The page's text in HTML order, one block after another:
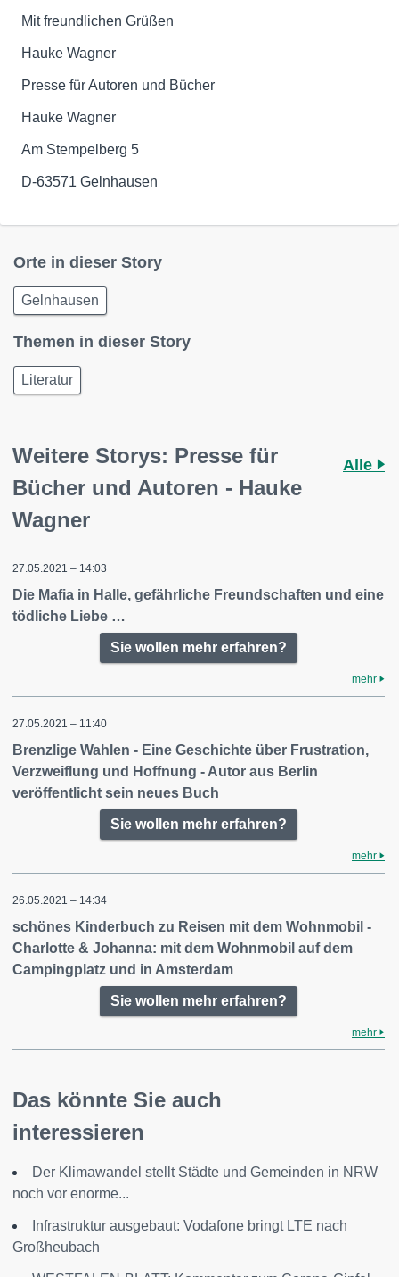
Mit freundlichen Grüßen
Hauke Wagner
Presse für Autoren und Bücher
Hauke Wagner
Am Stempelberg 5
D-63571 Gelnhausen
Orte in dieser Story
Gelnhausen
Themen in dieser Story
Literatur
Weitere Storys: Presse für
Bücher und Autoren - Hauke
Wagner
Alle
27.05.2021 – 14:03
Die Mafia in Halle, gefährliche Freundschaften und eine
tödliche Liebe …
Sie wollen mehr erfahren?
mehr
27.05.2021 – 11:40
Brenzlige Wahlen - Eine Geschichte über Frustration,
Verzweiflung und Hoffnung - Autor aus Berlin
veröffentlicht sein neues Buch
Sie wollen mehr erfahren?
mehr
26.05.2021 – 14:34
schönes Kinderbuch zu Reisen mit dem Wohnmobil -
Charlotte & Johanna: mit dem Wohnmobil auf dem
Campingplatz und in Amsterdam
Sie wollen mehr erfahren?
mehr
Das könnte Sie auch
interessieren
Der Klimawandel stellt Städte und Gemeinden in NRW
noch vor enorme...
Infrastruktur ausgebaut: Vodafone bringt LTE nach
Großheubach